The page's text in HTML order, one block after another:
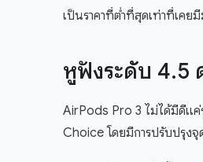
เป็นราคาที่ต่ำที่สุดเท่าที่เค
หูฟังระดับ 4.5
AirPods Pro 3 ไม่ได้มีดีแค่
Choice โดยมีการปรับปรุง